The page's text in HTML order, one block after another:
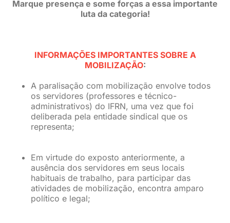
Marque presença e some forças a essa importante
luta da categoria!
INFORMAÇÕES IMPORTANTES SOBRE A
MOBILIZAÇÃO:
A paralisação com mobilização envolve todos
os servidores (professores e técnico-
administrativos) do IFRN, uma vez que foi
deliberada pela entidade sindical que os
representa;
Em virtude do exposto anteriormente, a
ausência dos servidores em seus locais
habituais de trabalho, para participar das
atividades de mobilização, encontra amparo
político e legal;